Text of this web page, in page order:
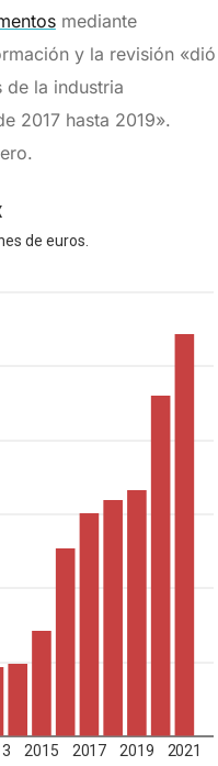
mediante
y la revisión «dió
de la industria
2017 hasta 2019».